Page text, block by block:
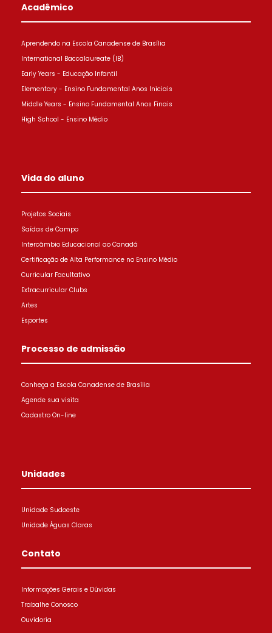
Acadêmico
Aprendendo na Escola Canadense de Brasília
International Baccalaureate (IB)
Early Years - Educação Infantil
Elementary - Ensino Fundamental Anos Iniciais
Middle Years - Ensino Fundamental Anos Finais
High School - Ensino Médio
Vida do aluno
Projetos Sociais
Saídas de Campo
Intercâmbio Educacional ao Canadá
Certificação de Alta Performance no Ensino Médio
Curricular Facultativo
Extracurricular Clubs
Artes
Esportes
Processo de admissão
Conheça a Escola Canadense de Brasília
Agende sua visita
Cadastro On-line
Unidades
Unidade Sudoeste
Unidade Águas Claras
Contato
Informações Gerais e Dúvidas
Trabalhe Conosco
Ouvidoria